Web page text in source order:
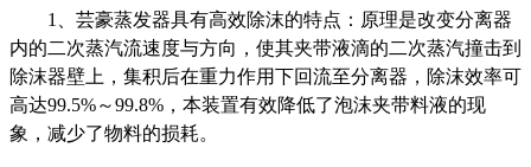
1、 芸豪蒸发器具有高效除沫的特点：原理是改变分离器
内的二次蒸汽流速度与方向，使其夹带液滴的二次蒸汽撞击到
除沫器壁上，集积后在重力作用下回流至分离器，除沫效率可
高达99.5%～99.8%，本装置有效降低了泡沫夹带料液的现
象，减少了物料的损耗。